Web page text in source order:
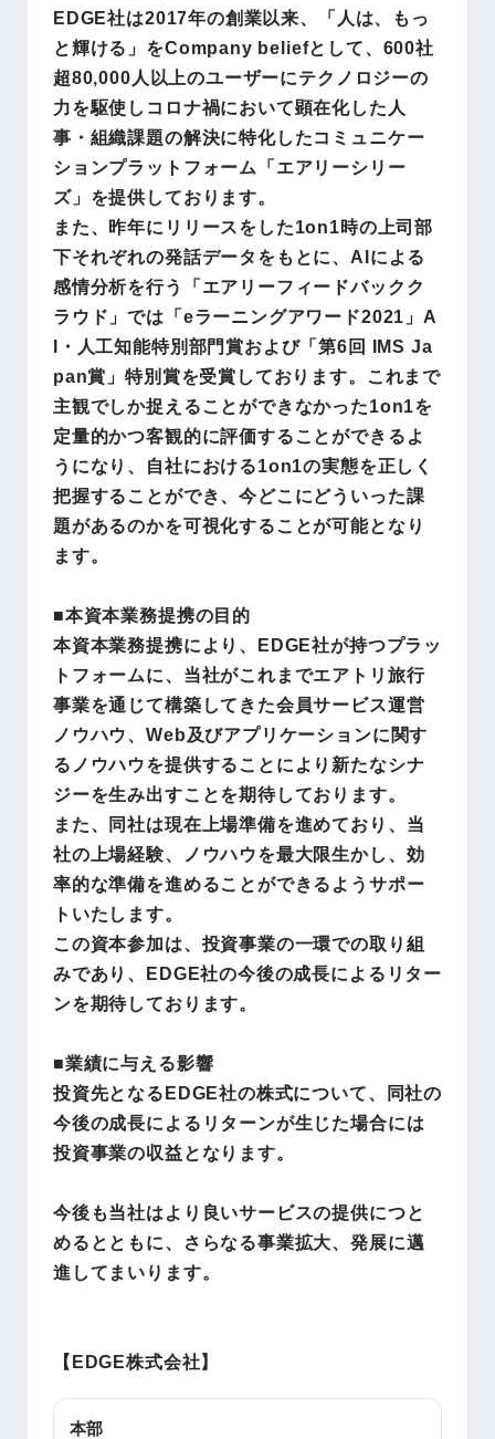
EDGE社は2017年の創業以来、「人は、もっ
と輝ける」をCompany beliefとして、600社
超80,000人以上のユーザーにテクノロジーの
力を駆使しコロナ禍において顕在化した人
事・組織課題の解決に特化したコミュニケー
ションプラットフォーム「エアリーシリー
ズ」を提供しております。
また、昨年にリリースをした1on1時の上司部
下それぞれの発話データをもとに、AIによる
感情分析を行う「エアリーフィードバックク
ラウド」では「eラーニングアワード2021」A
I・人工知能特別部門賞および「第6回 IMS Ja
pan賞」特別賞を受賞しております。これまで
主観でしか捉えることができなかった1on1を
定量的かつ客観的に評価することができるよ
うになり、自社における1on1の実態を正しく
把握することができ、今どこにどういった課
題があるのかを可視化することが可能となり
ます。
■本資本業務提携の目的
本資本業務提携により、EDGE社が持つプラッ
トフォームに、当社がこれまでエアトリ旅行
事業を通じて構築してきた会員サービス運営
ノウハウ、Web及びアプリケーションに関す
るノウハウを提供することにより新たなシナ
ジーを生み出すことを期待しております。
また、同社は現在上場準備を進めており、当
社の上場経験、ノウハウを最大限生かし、効
率的な準備を進めることができるようサポー
トいたします。
この資本参加は、投資事業の一環での取り組
みであり、EDGE社の今後の成長によるリター
ンを期待しております。
■業績に与える影響
投資先となるEDGE社の株式について、同社の
今後の成長によるリターンが生じた場合には
投資事業の収益となります。
今後も当社はより良いサービスの提供につと
めるとともに、さらなる事業拡大、発展に邁
進してまいります。
【EDGE株式会社】
本部